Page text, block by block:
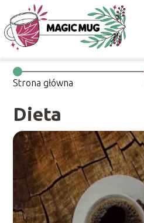
Strona główna
Dieta